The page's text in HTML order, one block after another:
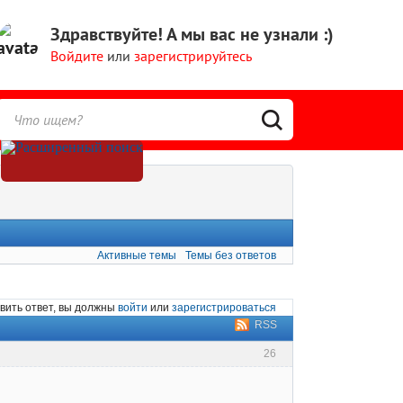
Здравствуйте!А мы вас не узнали :)
Войдите или зарегистрируйтесь
Активные темы Темы без ответов
ответ, вы должны войти или зарегистрироваться
RSS
26